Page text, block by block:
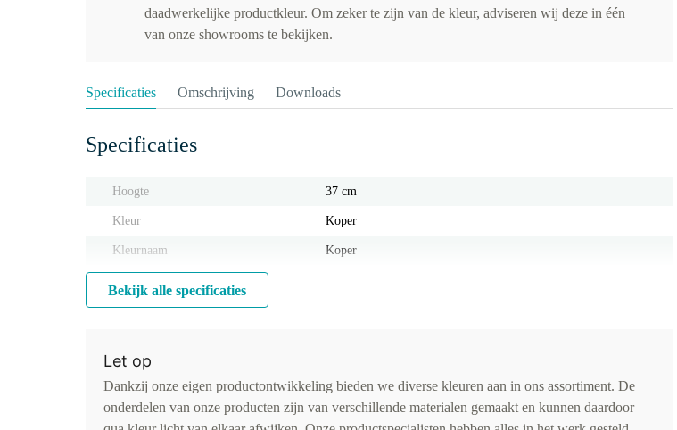
daadwerkelijke productkleur. Om zeker te zijn van de kleur, adviseren wij deze in één
van onze showrooms te bekijken.
Specificaties Omschrijving Downloads
Specificaties
Hoogte 37 cm
Kleur Koper
Kleurnaam Koper
Bekijk alle specificaties
Let op
Dankzij onze eigen productontwikkeling bieden we diverse kleuren aan in ons assortiment. De
onderdelen van onze producten zijn van verschillende materialen gemaakt en kunnen daardoor